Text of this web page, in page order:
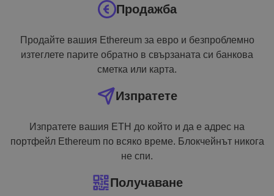
Продажба
Продайте вашия Ethereum за евро и безпроблемно
изтеглете парите обратно в свързаната си банкова
сметка или карта.
Изпратете
Изпратете вашия ETH до който и да е адрес на
портфейл Ethereum по всяко време. Блокчейнът никога
не спи.
Получаване